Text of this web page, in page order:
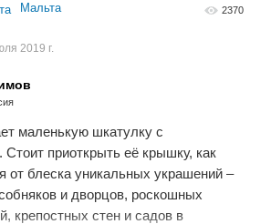
Мальта 2370
2019 г.
маленькую шкатулку с
Стоит приоткрыть её крышку, как
от блеска уникальных украшений –
и дворцов, роскошных
крепостных стен и садов в